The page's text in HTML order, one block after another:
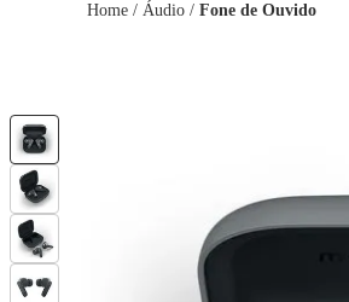
Home / Áudio / Fone de Ouvido